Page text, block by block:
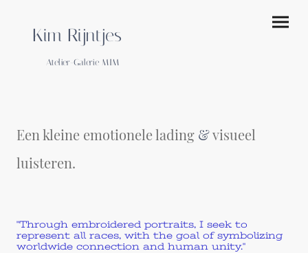
Kim Rijntjes
Atelier-Galerie MIM
Een kleine emotionele lading &visueel
luisteren.
"Through embroidered portraits, I seek to
represent all races, with the goal of symbolizing
worldwide connection and human unity."